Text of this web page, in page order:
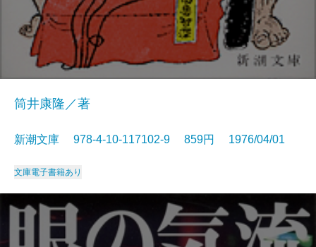
筒井康隆／著
新潮文庫 978-4-10-117102-9 859円 1976/04/01
文庫電子書籍あり